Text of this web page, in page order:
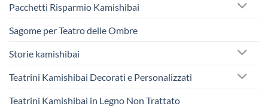
Pacchetti Risparmio Kamishibai
Sagome per Teatro delle Ombre
Storie kamishibai
Teatrini Kamishibai Decorati e Personalizzati
Teatrini Kamishibai in Legno Non Trattato